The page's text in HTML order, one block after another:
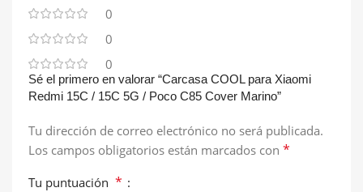
0
0
0
Sé el primero en valorar “Carcasa COOL para Xiaomi
Redmi 15C / 15C 5G / Poco C85 Cover Marino”
Tu dirección de correo electrónico no será publicada.
Los campos obligatorios están marcados con *
Tu puntuación *